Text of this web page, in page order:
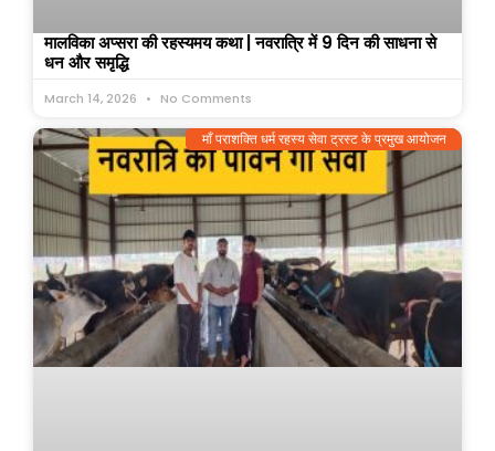
मालविका अप्सरा की रहस्यमय कथा | नवरात्रि में 9 दिन की साधना से
धन और समृद्धि
March 14, 2026 No Comments
माँ पराशक्ति धर्म रहस्य सेवा ट्रस्ट के प्रमुख आयोजन